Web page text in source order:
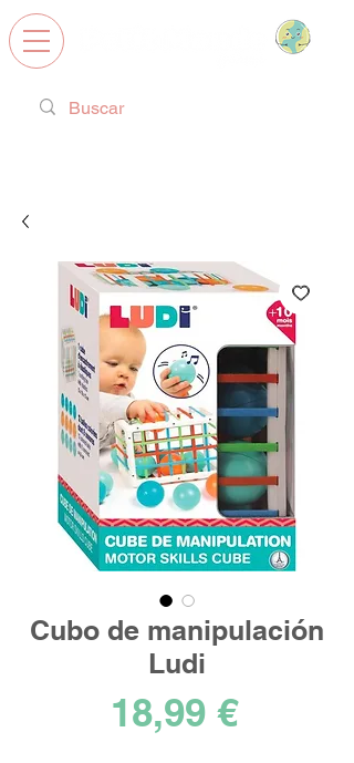
Cubo de manipulación
Ludi
18,99 €Precio